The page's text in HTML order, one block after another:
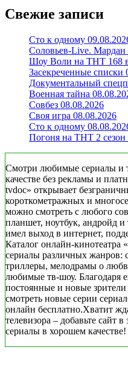
Свежие записи
Сто к одному
Соловьев-Live. Мардан
Шоу Воли на ТНТ 168
Засекреченные списки
Документальный
Военная тайна
Совбез 08.08.2026
Своя игра 08.08.2026
Сто к одному
Погоня на ТНТ 2 сезон
Смотри любимые сериалы и
качестве без рекламы и
tvdoc» открывает
короткометражных и
можно смотреть с любого
планшет, ноутбук, андройд
имел выход в интернет,
Каталог онлайн-кинотеатра
сериалы различных
триллеры, мелодрамы о
любимые тв-шоу. Благодаря
постоянные и новые
смотреть новые серии
онлайн бесплатно.Хватит
телевизора – добавьте сайт
сериалы в хорошем качестве!